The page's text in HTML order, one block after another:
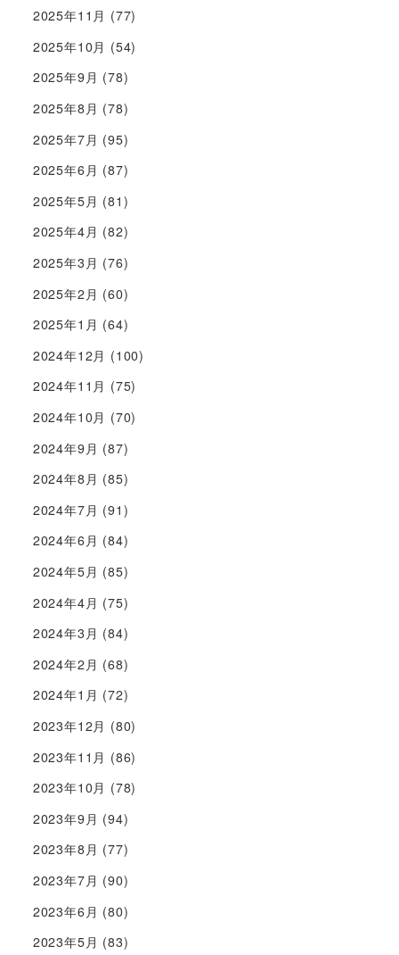
2025年11月 (77)
2025年10月 (54)
2025年9月 (78)
2025年8月 (78)
2025年7月 (95)
2025年6月 (87)
2025年5月 (81)
2025年4月 (82)
2025年3月 (76)
2025年2月 (60)
2025年1月 (64)
2024年12月 (100)
2024年11月 (75)
2024年10月 (70)
2024年9月 (87)
2024年8月 (85)
2024年7月 (91)
2024年6月 (84)
2024年5月 (85)
2024年4月 (75)
2024年3月 (84)
2024年2月 (68)
2024年1月 (72)
2023年12月 (80)
2023年11月 (86)
2023年10月 (78)
2023年9月 (94)
2023年8月 (77)
2023年7月 (90)
2023年6月 (80)
2023年5月 (83)